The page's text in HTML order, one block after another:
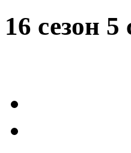
16 сезон